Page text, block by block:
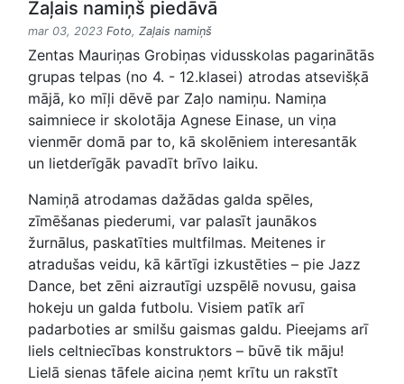
Zaļais namiņš piedāvā
mar 03, 2023 Foto, Zaļais namiņš
Zentas Mauriņas Grobiņas vidusskolas pagarinātās
grupas telpas (no 4. - 12.klasei) atrodas atsevišķā
mājā, ko mīļi dēvē par Zaļo namiņu. Namiņa
saimniece ir skolotāja Agnese Einase, un viņa
vienmēr domā par to, kā skolēniem interesantāk
un lietderīgāk pavadīt brīvo laiku.
Namiņā atrodamas dažādas galda spēles,
zīmēšanas piederumi, var palasīt jaunākos
žurnālus, paskatīties multfilmas. Meitenes ir
atradušas veidu, kā kārtīgi izkustēties – pie Jazz
Dance, bet zēni aizrautīgi uzspēlē novusu, gaisa
hokeju un galda futbolu. Visiem patīk arī
padarboties ar smilšu gaismas galdu. Pieejams arī
liels celtniecības konstruktors – būvē tik māju!
Lielā sienas tāfele aicina ņemt krītu un rakstīt